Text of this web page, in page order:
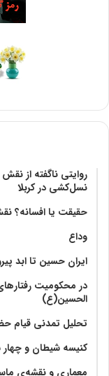
روایتی ناگفته از
نسل‌کشی در کربلا
حقیقت یا افسانه؟‌
وداع
ایران حسین تا ابد
در محکومیت
الحسین(ع)
تحلیل تمدنی قیام
کنیسه شیطان و چهار
معماری و نقشه‌ی